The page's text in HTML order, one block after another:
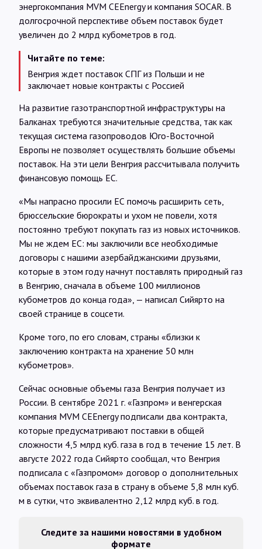
энергокомпания MVM CEEnergy и компания SOCAR. В
долгосрочной перспективе объем поставок будет
увеличен до 2 млрд кубометров в год.
Читайте по теме:
Венгрия ждет поставок СПГ из Польши и не
заключает новые контракты с Россией
На развитие газотранспортной инфраструктуры на
Балканах требуются значительные средства, так как
текущая система газопроводов Юго-Восточной
Европы не позволяет осуществлять большие объемы
поставок. На эти цели Венгрия рассчитывала получить
финансовую помощь ЕС.
«Мы напрасно просили ЕС помочь расширить сеть,
брюссельские бюрократы и ухом не повели, хотя
постоянно требуют покупать газ из новых источников.
Мы не ждем ЕС: мы заключили все необходимые
договоры с нашими азербайджанскими друзьями,
которые в этом году начнут поставлять природный газ
в Венгрию, сначала в объеме 100 миллионов
кубометров до конца года», — написал Сийярто на
своей странице в соцсети.
Кроме того, по его словам, страны «близки к
заключению контракта на хранение 50 млн
кубометров».
Сейчас основные объемы газа Венгрия получает из
России. В сентябре 2021 г. «Газпром» и венгерская
компания MVM CEEnergy подписали два контракта,
которые предусматривают поставки в общей
сложности 4,5 млрд куб. газа в год в течение 15 лет. В
августе 2022 года Сийярто сообщал, что Венгрия
подписала с «Газпромом» договор о дополнительных
объемах поставок газа в страну в объеме 5,8 млн куб.
м в сутки, что эквивалентно 2,12 млрд куб. в год.
Следите за нашими новостями в удобном
формате